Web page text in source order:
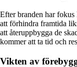
Efter branden har fokus
att förhindra framtida
att återuppbygga de
kommer att ta tid och
Vikten av